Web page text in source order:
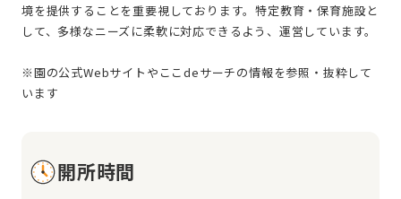
境を提供することを重要視しております。特定教育・保育施設と
して、多様なニーズに柔軟に対応できるよう、運営しています。
※園の公式Webサイトやここdeサーチの情報を参照・抜粋して
開所時間